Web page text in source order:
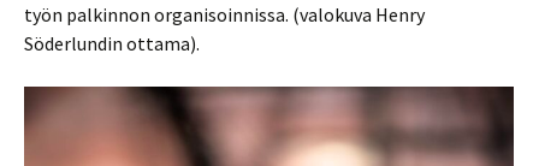
työn palkinnon organisoinnissa. (valokuva Henry
Söderlundin ottama).